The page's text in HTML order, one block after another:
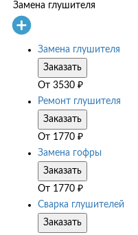
Замена глушителя
Замена глушителя
Заказать
От 3530 ₽
Ремонт глушителя
Заказать
От 1770 ₽
Замена гофры
Заказать
От 1770 ₽
Сварка глушителей
Заказать